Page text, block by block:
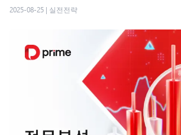
2025-08-25 | 실전전략